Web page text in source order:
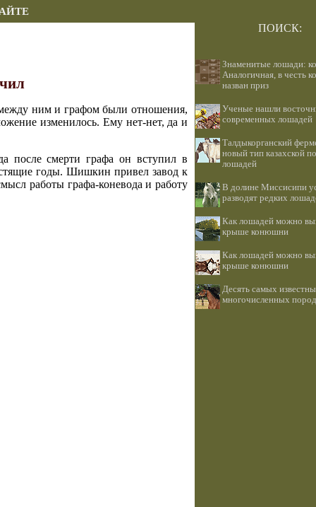
ним и графом были отношения,
изменилось. Ему нет-нет, да и
после смерти графа он вступил в
годы. Шишкин привел завод к
работы графа-коневода и работу
ПОИСК:
Знаменитые лошади:
Аналогичная, в честь
назван приз
Ученые нашли
современных лошадей
Талдыкорганский
новый тип казахской
лошадей
В долине Миссисипи
разводят редких
Как лошадей можно
крыше конюшни
Как лошадей можно
крыше конюшни
Десять самых
многочисленных